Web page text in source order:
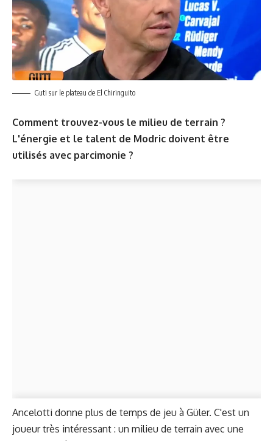
Guti sur le plateau de El Chiringuito
Comment trouvez-vous le milieu de terrain ?
L'énergie et le talent de Modric doivent être
utilisés avec parcimonie ?
Ancelotti donne plus de temps de jeu à Güler. C'est un
joueur très intéressant : un milieu de terrain avec une